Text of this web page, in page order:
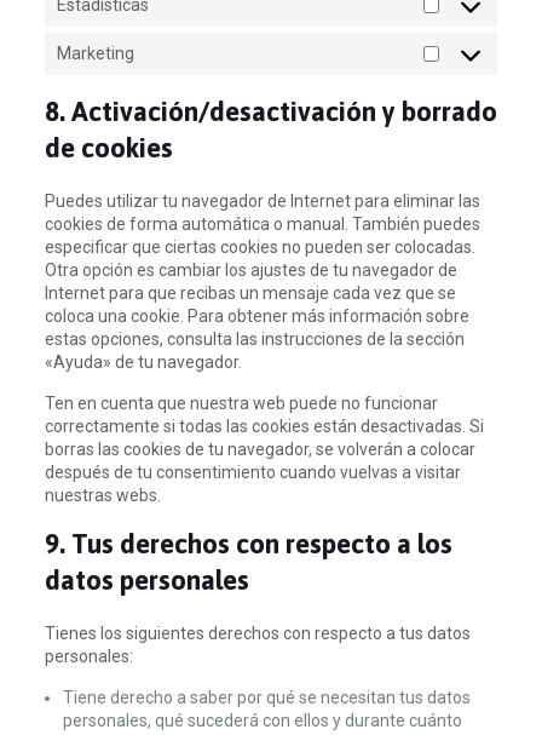
Estadísticas Estadísticas
Marketing Marketing
8. Activación/desactivación y borrado
de cookies
Puedes utilizar tu navegador de Internet para eliminar las
cookies de forma automática o manual. También puedes
especificar que ciertas cookies no pueden ser colocadas.
Otra opción es cambiar los ajustes de tu navegador de
Internet para que recibas un mensaje cada vez que se
coloca una cookie. Para obtener más información sobre
estas opciones, consulta las instrucciones de la sección
«Ayuda» de tu navegador.
Ten en cuenta que nuestra web puede no funcionar
correctamente si todas las cookies están desactivadas. Si
borras las cookies de tu navegador, se volverán a colocar
después de tu consentimiento cuando vuelvas a visitar
nuestras webs.
9. Tus derechos con respecto a los
datos personales
Tienes los siguientes derechos con respecto a tus datos
personales:
Tiene derecho a saber por qué se necesitan tus datos
personales, qué sucederá con ellos y durante cuánto